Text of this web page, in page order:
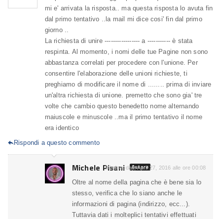
mi e' arrivata la risposta.. ma questa risposta lo avuta fin
dal primo tentativo ..la mail mi dice cosi' fin dal primo
giorno ..
La richiesta di unire ----------------- a ----------- è stata
respinta. Al momento, i nomi delle tue Pagine non sono
abbastanza correlati per procedere con l'unione. Per
consentire l'elaborazione delle unioni richieste, ti
preghiamo di modificare il nome di ........ prima di inviare
un'altra richiesta di unione. premetto che sono gia' tre
volte che cambio questo benedetto nome alternando
maiuscole e minuscole ..ma il primo tentativo il nome
era identico
Rispondi a questo commento
Michele Pisani Autore
Wednesday, April 27, 2016 alle ore 00:08
Oltre al nome della pagina che è bene sia lo
stesso, verifica che lo siano anche le
informazioni di pagina (indirizzo, ecc...).
Tuttavia dati i molteplici tentativi effettuati